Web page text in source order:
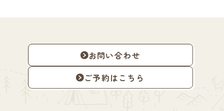
お問い合わせ
ご予約はこちら